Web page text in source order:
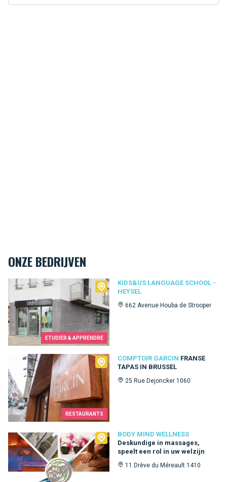
ONZE BEDRIJVEN
ETUDIER & APPRENDRE
KIDS&US LANGUAGE SCHOOL -
HEYSEL
662 Avenue Houba de Strooper
Kids&Us language school - Heysel
RESTAURANTS
COMPTOIR GARCIN FRANSE
TAPAS IN BRUSSEL
25 Rue Dejoncker 1060
Comptoir Garcin
BODY MIND WELLNESS
Deskundige in massages,
speelt een rol in uw welzijn
11 Drève du Méreault 1410
Body Mind Wellness